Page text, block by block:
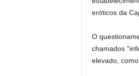
eróticos da
O
chamados
elevado,